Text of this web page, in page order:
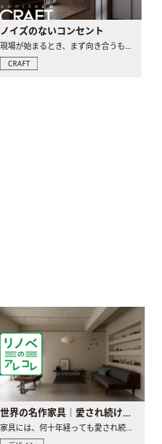
ノイズのないコンセント
現場が始まるとき、まず向き合うものの一つがコンセントです..
CRAFT
世界の名作家具｜愛され続ける理由と一生モノとの出会い方
家具には、何十年経っても愛され続ける「名作」と呼ばれるもの..